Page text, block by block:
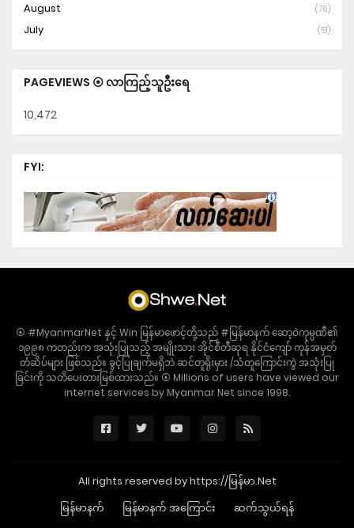
August (76)
July (51)
PAGEVIEWS ⦿ လာကြည့်သူဦးရေ
10,472
FYI:
⦿ #MyanmarNet နှင့် Win မြန်မာဖောင့်တို့သည် #မြန်မာနက် ဆော့ဝဲကုမ္ပဏီ၏
၁၉၉၈ ကတည်းက အသုံးပြုသည့် အမျိုးသား အိုင်စီတီဆုရ နိုင်ငံကျော် ကုန်အမှတ်
တံဆိပ်များ ဖြစ်သည်။ ခွင့်ပြုချက်မရှိဘဲ ဆင်တူရိုးမှား /သံတူကြောင်းကွဲ အသုံးပြု
ခြင်းကို သတိပေးတားမြစ်ထားသည်။ ⦿ Millions of users have viewed our
internet services by Myanmar Net since 1998.
All rights reserved by https://မြန်မာ.Net
မြန်မာနက်
မြန်မာနက် အကြောင်း ဆက်သွယ်ရန်